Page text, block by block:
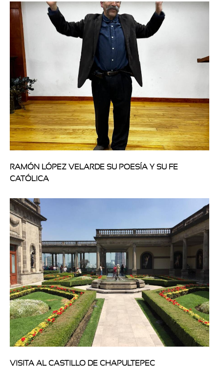
RAMÓN LÓPEZ VELARDE SU POESÍA Y SU FE
CATÓLICA
VISITA AL CASTILLO DE CHAPULTEPEC